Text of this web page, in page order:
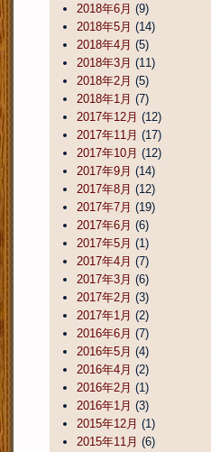
2018年6月 (9)
2018年5月 (14)
2018年4月 (5)
2018年3月 (11)
2018年2月 (5)
2018年1月 (7)
2017年12月 (12)
2017年11月 (17)
2017年10月 (12)
2017年9月 (14)
2017年8月 (12)
2017年7月 (19)
2017年6月 (6)
2017年5月 (1)
2017年4月 (7)
2017年3月 (6)
2017年2月 (3)
2017年1月 (2)
2016年6月 (7)
2016年5月 (4)
2016年4月 (2)
2016年2月 (1)
2016年1月 (3)
2015年12月 (1)
2015年11月 (6)